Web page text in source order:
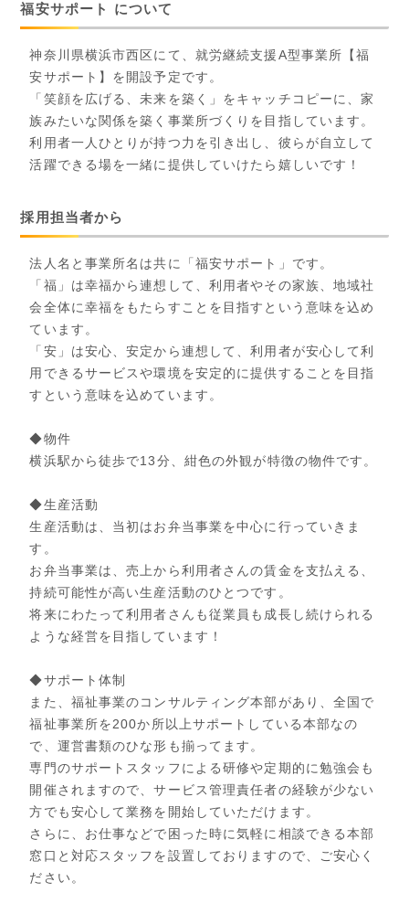
福安サポート について
神奈川県横浜市西区にて、就労継続支援A型事業所【福
安サポート】を開設予定です。
「笑顔を広げる、未来を築く」をキャッチコピーに、家
族みたいな関係を築く事業所づくりを目指しています。
利用者一人ひとりが持つ力を引き出し、彼らが自立して
活躍できる場を一緒に提供していけたら嬉しいです！
採用担当者から
法人名と事業所名は共に「福安サポート」です。
「福」は幸福から連想して、利用者やその家族、地域社
会全体に幸福をもたらすことを目指すという意味を込め
ています。
「安」は安心、安定から連想して、利用者が安心して利
用できるサービスや環境を安定的に提供することを目指
すという意味を込めています。
◆物件
横浜駅から徒歩で13分、紺色の外観が特徴の物件です。
◆生産活動
生産活動は、当初はお弁当事業を中心に行っていきま
す。
お弁当事業は、売上から利用者さんの賃金を支払える、
持続可能性が高い生産活動のひとつです。
将来にわたって利用者さんも従業員も成長し続けられる
ような経営を目指しています！
◆サポート体制
また、福祉事業のコンサルティング本部があり、全国で
福祉事業所を200か所以上サポートしている本部なの
で、運営書類のひな形も揃ってます。
専門のサポートスタッフによる研修や定期的に勉強会も
開催されますので、サービス管理責任者の経験が少ない
方でも安心して業務を開始していただけます。
さらに、お仕事などで困った時に気軽に相談できる本部
窓口と対応スタッフを設置しておりますので、ご安心く
ださい。